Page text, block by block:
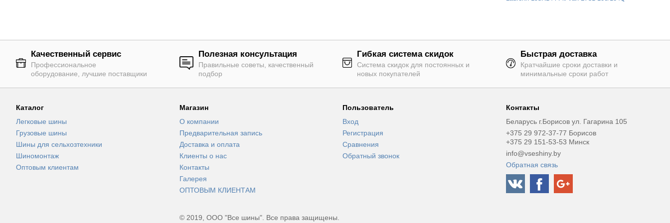
Качественный сервис
Профессиональное
оборудование, лучшие поставщики
Полезная консультация
Правильные советы, качественный
подбор
Гибкая система скидок
Система скидок для постоянных и
новых покупателей
Быстрая доставка
Кратчайшие сроки доставки и
минимальные сроки работ
Каталог
Легковые шины
Грузовые шины
Шины для сельхозтехники
Шиномонтаж
Оптовым клиентам
Магазин
О компании
Предварительная запись
Доставка и оплата
Клиенты о нас
Контакты
Галерея
ОПТОВЫМ КЛИЕНТАМ
Пользователь
Вход
Регистрация
Сравнения
Обратный звонок
Контакты
Беларусь г.Борисов ул. Гагарина 105
+375 29 972-37-77 Борисов
+375 29 151-53-53 Минск
info@vseshiny.by
Обратная связь
© 2019, ООО "Все шины". Все права защищены.